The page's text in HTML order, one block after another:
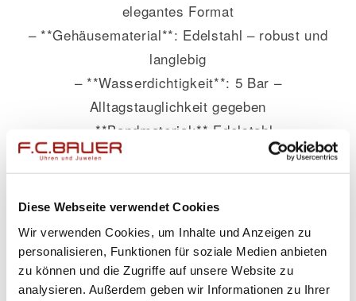
Diese Webseite verwendet Cookies
Wir verwenden Cookies, um Inhalte und Anzeigen zu
personalisieren, Funktionen für soziale Medien anbieten
zu können und die Zugriffe auf unsere Website zu
analysieren. Außerdem geben wir Informationen zu Ihrer
elegantes Format
– **Gehäusematerial**: Edelstahl – robust und
langlebig
– **Wasserdichtigkeit**: 5 Bar –
Alltagstauglichkeit gegeben
– **Bandmaterial:** Edelstahl
— ***Farbe des Armbands*: Silber– klassisch
& vielseitig kombinierbar**
-Zifferblatt:: Weiß-schlicht & zeitlos schön**
Erleben Sie den Zauber eines einzigartigen
Moments mit demCapolavoro
*Verlobungsring*. Die Kombination aus